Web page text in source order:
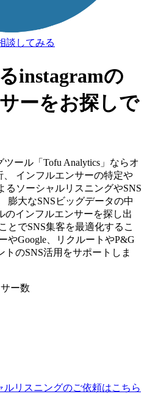
談してみる
instagramの
ーをお探しで
ール「Tofu Analytics」ならオ
、 インフルエンサーの特定や
るソーシャルリスニングやSNS
膨大なSNSビッグデータの中
のインフルエンサーを探し出
とでSNS集客を最適化するこ
やGoogle、リクルートやP&G
のSNS活用をサポートしま
ー数
ルリスニングのご依頼はこちら